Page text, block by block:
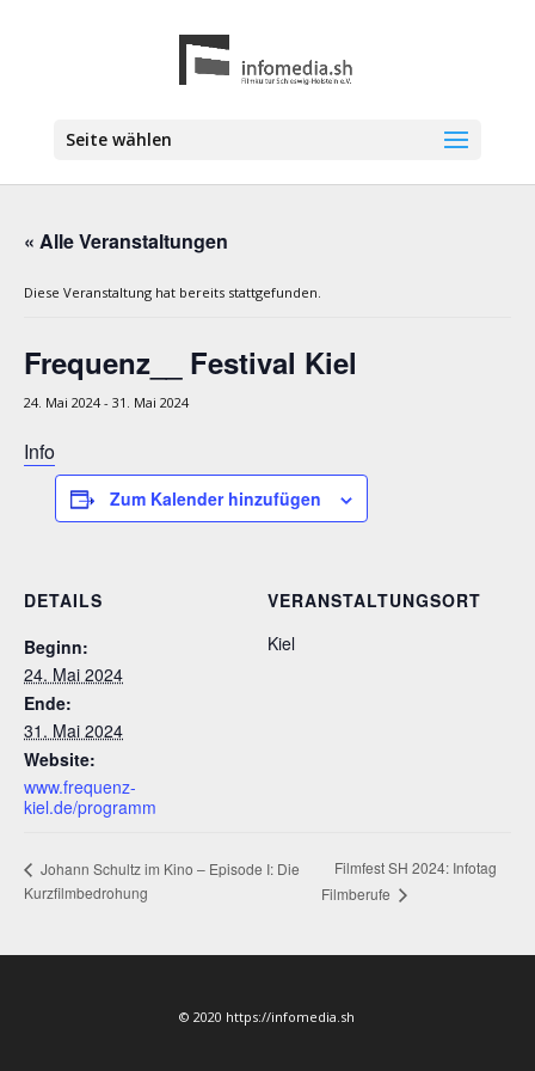
Seite wählen
« Alle Veranstaltungen
Diese Veranstaltung hat bereits stattgefunden.
Frequenz__ Festival Kiel
24. Mai 2024- 31. Mai 2024
Info
Zum Kalender hinzufügen
DETAILS
Beginn:
24. Mai 2024
Ende:
31. Mai 2024
Website:
www.frequenz-
kiel.de/programm
VERANSTALTUNGSORT
Kiel
Johann Schultz im Kino – Episode I: Die
Kurzfilmbedrohung
Filmfest SH 2024: Infotag
Filmberufe
© 2020 https://infomedia.sh